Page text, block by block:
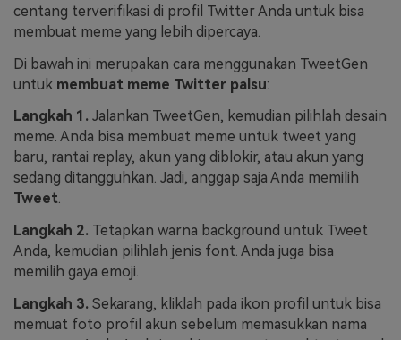
centang terverifikasi di profil Twitter Anda untuk bisa
membuat meme yang lebih dipercaya.
Di bawah ini merupakan cara menggunakan TweetGen
untuk membuat meme Twitter palsu:
Langkah 1. Jalankan TweetGen, kemudian pilihlah desain
meme. Anda bisa membuat meme untuk tweet yang
baru, rantai replay, akun yang diblokir, atau akun yang
sedang ditangguhkan. Jadi, anggap saja Anda memilih
Tweet.
Langkah 2. Tetapkan warna background untuk Tweet
Anda, kemudian pilihlah jenis font. Anda juga bisa
memilih gaya emoji.
Langkah 3. Sekarang, kliklah pada ikon profil untuk bisa
memuat foto profil akun sebelum memasukkan nama